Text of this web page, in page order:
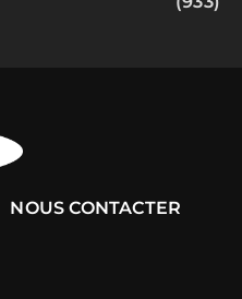
NOUS CONTACTER